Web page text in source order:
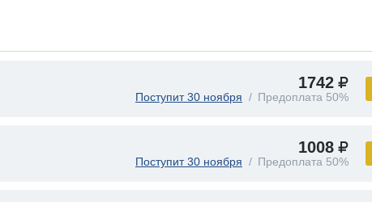
1742
Поступит 30 ноября Предоплата 50%
1008
Поступит 30 ноября Предоплата 50%